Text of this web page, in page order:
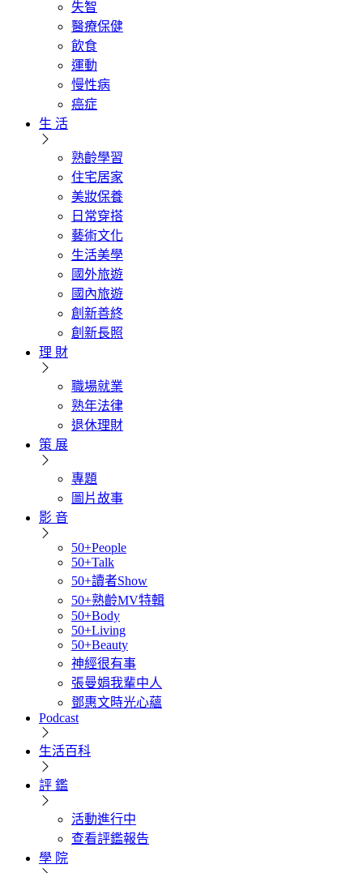
失智
醫療保健
飲食
運動
慢性病
癌症
生 活
熟齡學習
住宅居家
美妝保養
日常穿搭
藝術文化
生活美學
國外旅遊
國內旅遊
創新善終
創新長照
理 財
職場就業
熟年法律
退休理財
策 展
專題
圖片故事
影 音
50+People
50+Talk
50+讀者Show
50+熟齡MV特輯
50+Body
50+Living
50+Beauty
神經很有事
張曼娟我輩中人
鄧惠文時光心蘊
Podcast
生活百科
評 鑑
活動進行中
查看評鑑報告
學 院